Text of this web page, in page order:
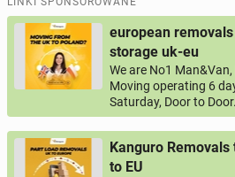
european
storage uk-eu
We are No1
Moving operating 6
Saturday, Door to Door.
Kanguro
to EU